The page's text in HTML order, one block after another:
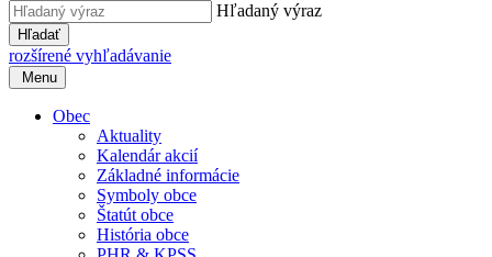
Hľadaný výraz
Hľadať
rozšírené vyhľadávanie
Menu
Obec
Aktuality
Kalendár akcií
Základné informácie
Symboly obce
Štatút obce
História obce